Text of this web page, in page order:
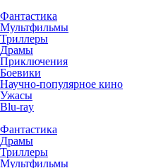
Фантастика
Мультфильмы
Триллеры
Драмы
Приключения
Боевики
Научно-популярное кино
Ужасы
Blu-ray
Фантастика
Драмы
Триллеры
Мультфильмы